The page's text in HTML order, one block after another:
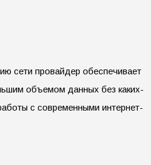
сети провайдер обеспечивает
объемом данных без каких-
с современными интернет-